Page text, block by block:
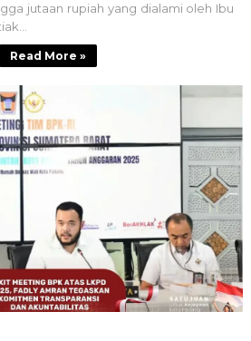
jutaan rupiah yang dialami oleh Ibu
Read More »